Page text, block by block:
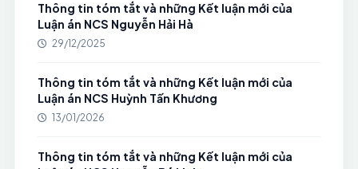
Thông tin tóm tắt và những Kết luận mới của
Luận án NCS Nguyễn Hải Hà
29/12/2025
Thông tin tóm tắt và những Kết luận mới của
Luận án NCS Huỳnh Tấn Khương
13/01/2026
Thông tin tóm tắt và những Kết luận mới của